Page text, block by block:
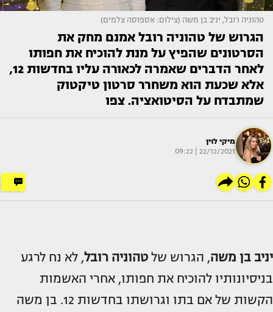
טהוניה רובל, יניב בן משה (צילום: אספוסה צלמים)
הגרוש של טהוניה רובל אמנם מחק את
הסרטונים שהפיץ על מנת להוכיח את חפותו
לאחר הדברים שאמרה לכאורה עליו בחדשות 12,
אלא שכעת הוא משחרר סרטון טיקטוק
שמתבדח על הסיטואציה. צפו
מיקי לוין
22/12/2021 | 09:22
יניב בן משה, הגרוש של טהוניה רובל, לא נח לרגע
בניסיונותיו להוכיח את חפותו, אחרי האשמות
הקשות של אם בתו וגרושתו בחדשות 12. בן משה